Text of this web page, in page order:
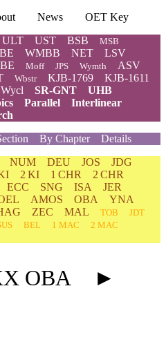
News
OET Key
ULT UST BSB MSB
WMBB NET
LSV
Moff JPS Wymth ASV
Wbstr KJB-1769
KJB-1611
Wycl SR-GNT
UHB
Parallel
Interlinear
By Chapter
Details
NUM DEU JOS
JDG
2 KI 1 CHR
2 CHR
ECC SNG ISA
JER
AMOS OBA
YNA
ZEC MAL TOB
JDT
BEL 1 MAC
2 MAC
OBA ►